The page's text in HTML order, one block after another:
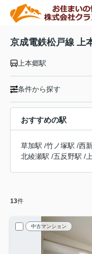
京成電鉄松戸線 上
上本郷駅
条件から探す
おすすめの駅
草加駅 /竹ノ塚駅 /西
北綾瀬駅 /五反野駅 /
13件
中古マンション